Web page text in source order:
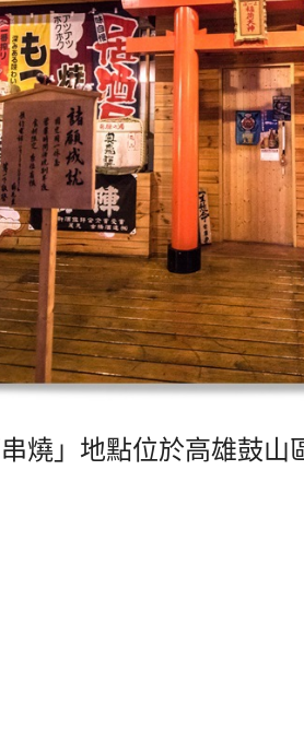
串燒」地點位於高雄鼓山